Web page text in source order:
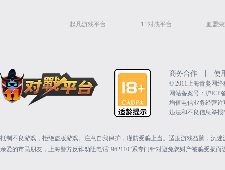
起凡游戏平台 11对战平台 血盟
商务合作 | 使
©️ 2011上海青蔓网
网站备案号：沪ICP
增值电信业务经营许
违法和不良信息举报
抵制不良游戏，拒绝盗版游戏。注意自我保护，谨防受骗上当。适度游戏益脑，沉
亲爱的市民朋友，上海警方反诈劝阻电话“962110”系专门针对避免您财产被骗受损